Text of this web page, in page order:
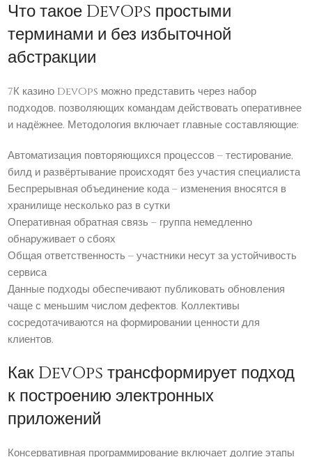
Что такое DevOps простыми
терминами и без избыточной
абстракции
7К казино DevOps можно представить через набор
подходов, позволяющих командам действовать оперативнее
и надёжнее. Методология включает главные составляющие:
Автоматизация повторяющихся процессов – тестирование,
билд и развёртывание происходят без участия специалиста
Беспрерывная объединение кода – изменения вносятся в
хранилище несколько раз в сутки
Оперативная обратная связь – группа немедленно
обнаруживает о сбоях
Общая ответственность – участники несут за устойчивость
сервиса
Данные подходы обеспечивают публиковать обновления
чаще с меньшим числом дефектов. Коллективы
сосредотачиваются на формировании ценности для
клиентов.
Как DevOps трансформирует подход
к построению электронных
приложений
Консервативная программирование включает долгие этапы